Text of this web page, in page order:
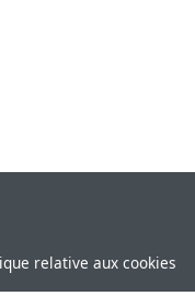
relative aux cookies